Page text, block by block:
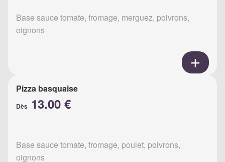
Base sauce tomate, fromage, merguez, poivrons,
oignons
Pizza basquaise
Dès 13.00 €
Base sauce tomate, fromage, poulet, poivrons,
oignons